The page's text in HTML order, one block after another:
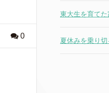
0
東大生を育て
夏休みを乗り